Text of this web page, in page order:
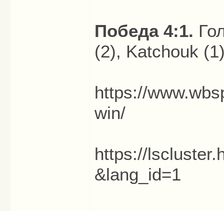
Победа 4:1.
(2), Katchouk
https://
win/
https://
&lang_id=1